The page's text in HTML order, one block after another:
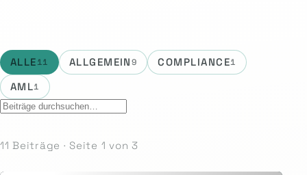
ALLE11 ALLGEMEIN9 COMPLIANCE1
AML1
11 Beiträge · Seite 1 von 3